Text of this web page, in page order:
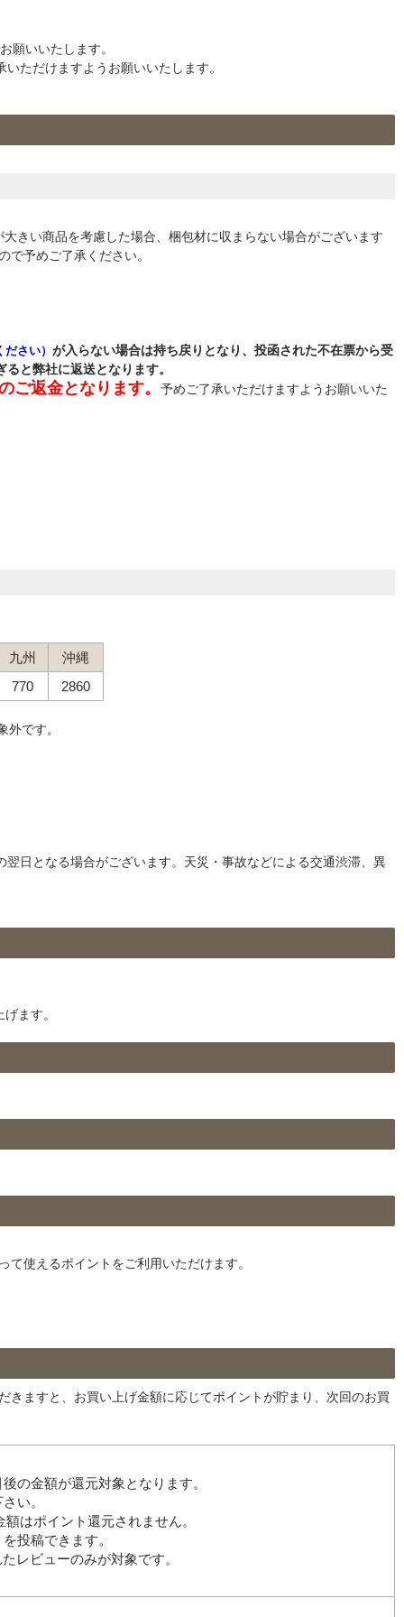
願いいたします。
ただけますようお願いいたします。
きい商品を考慮した場合、梱包材に収まらない場合がございます
予めご了承ください。
さい） が入らない場合は持ち戻りとなり、投函された不在票から受
と弊社に返送となります。
ご返金となります。
予めご了承いただけますようお願いいた
九州
沖縄
770 2860
です。
日となる場合がございます。天災・事故などによる交通渋滞、異
ます。
使えるポイントをご利用いただけます。
ますと、お買い上げ金額に応じてポイントが貯まり、次回のお買
の金額が還元対象となります。
い。
はポイント還元されません。
投稿できます。
レビューのみが対象です。